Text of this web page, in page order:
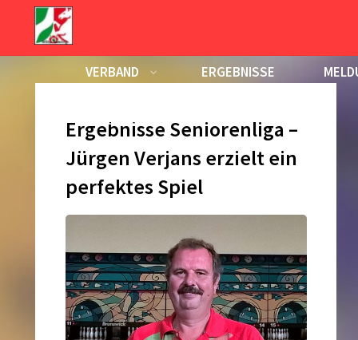
VERBAND ERGEBNISSE
KALENDER
Tag:31. Oktober 2015
Ergebnisse Seniorenliga –
Jürgen Verjans erzielt ein
perfektes Spiel